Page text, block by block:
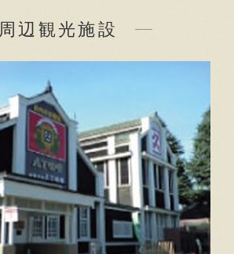
周辺観光施設